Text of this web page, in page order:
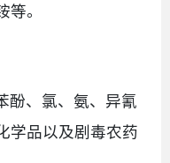
。
酚、氯、氨、异氰
学品以及剧毒农药